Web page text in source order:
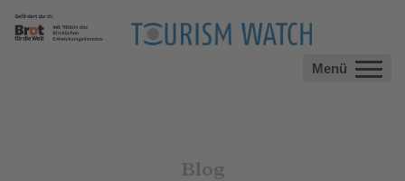
Menü
Blog